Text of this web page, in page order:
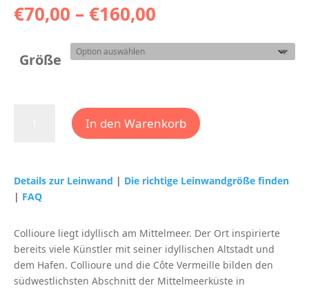
€70,00 – €160,00
bis
€160,00
Größe
Kirche
Notre-
Dame-
Anger
(Frankreich)
Menge
In den Warenkorb
Details zur Leinwand | Die richtige Leinwandgröße finden
| FAQ
Collioure liegt idyllisch am Mittelmeer. Der Ort inspirierte
bereits viele Künstler mit seiner idyllischen Altstadt und
dem Hafen. Collioure und die Côte Vermeille bilden den
südwestlichsten Abschnitt der Mittelmeerküste in